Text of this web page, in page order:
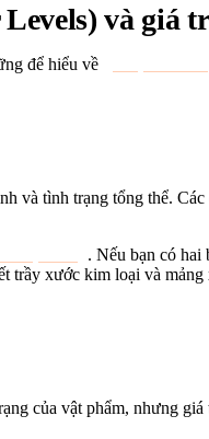
và giá
để hiểu về
và tình trạng tổng thể.
. Nếu bạn có hai
trầy xước kim loại và
của vật phẩm, nhưng